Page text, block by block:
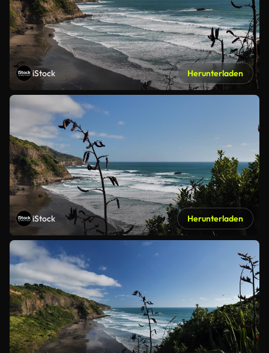
iStock Herunterladen
iStock Herunterladen